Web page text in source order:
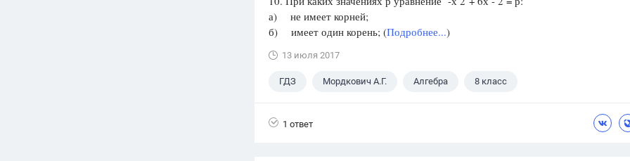
а) не имеет корней;
б) имеет один корень; (Подробнее...)
13 июля 2017
ГДЗ Мордкович А.Г. Алгебра 8 класс
1 ответ